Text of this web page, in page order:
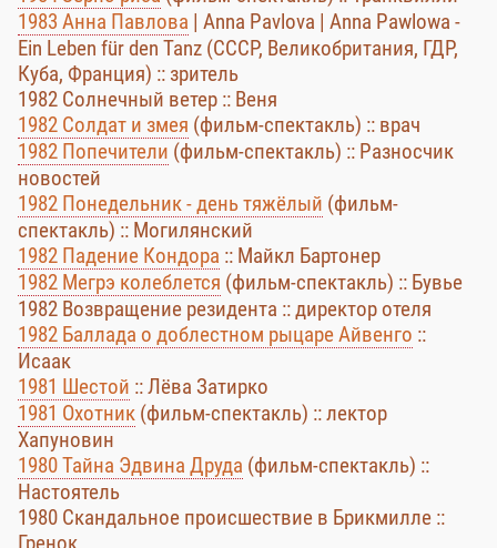
1983 Анна Павлова | Anna Pavlova | Anna Pawlowa -
Ein Leben für den Tanz (СССР, Великобритания, ГДР,
Куба, Франция) :: зритель
1982 Солнечный ветер :: Веня
1982 Солдат и змея (фильм-спектакль) :: врач
1982 Попечители (фильм-спектакль) :: Разносчик
новостей
1982 Понедельник - день тяжёлый (фильм-
спектакль) :: Могилянский
1982 Падение Кондора :: Майкл Бартонер
1982 Мегрэ колеблется (фильм-спектакль) :: Бувье
1982 Возвращение резидента :: директор отеля
1982 Баллада о доблестном рыцаре Айвенго ::
Исаак
1981 Шестой :: Лёва Затирко
1981 Охотник (фильм-спектакль) :: лектор
Хапуновин
1980 Тайна Эдвина Друда (фильм-спектакль) ::
Настоятель
1980 Скандальное происшествие в Брикмилле ::